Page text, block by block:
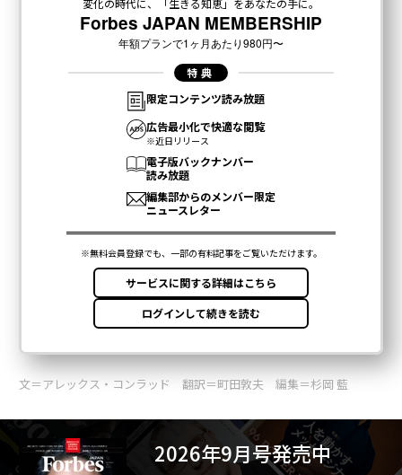
文＝アレックス・コンラッド 翻訳＝町田敦夫 編集＝杉岡 藍
2026年9月号発売中